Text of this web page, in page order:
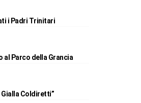
i Padri Trinitari
Parco della Grancia
Gialla Coldiretti”